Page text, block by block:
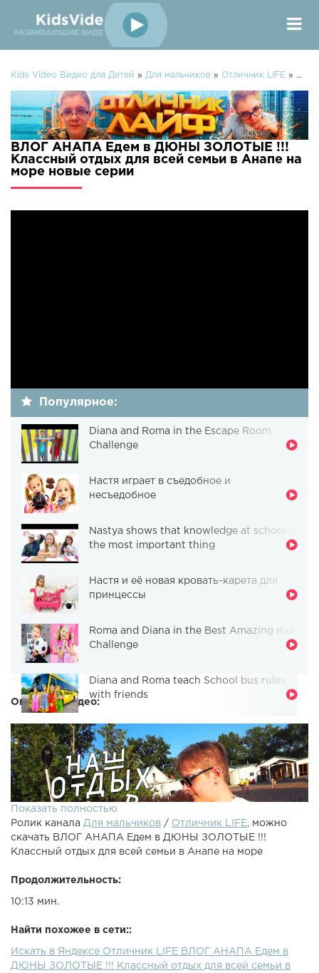
Kids Video Видео для Детей » Для мальчиков » Отличник LIFE » ВЛОГ АНАПА Едем в ДЮНЫ ЗОЛОТЫЕ !!! Классный отдых для всей семьи в Анапе на море
ВЛОГ АНАПА Едем в ДЮНЫ ЗОЛОТЫЕ !!!
Классный отдых для всей семьи в Анапе на
море новые серии
Популярное:
Diana and Roma in the Escape Room
Challenge
Настя играет в съедобное и
несъедобное
Nastya shows that knowledge at school is
the most important thing
Настя и её новая кровать-карета для
принцессы
Roma and Diana in the Best Amazing Kids
Challenge
Diana and Roma teach School bus rules
with friends
Описание видео:
Едем в ДЮНЫ ЗОЛОТЫЕ !!! Классный отдых для всей
Алисы !! Челлендж Маша и Медведь твистер Challenge
Masha and the Bear Twister entertainment for children
Показать полностью
Ролик канала Для мальчиков / Отличник LIFE , можно
скачать ВЛОГ АНАПА Едем в ДЮНЫ ЗОЛОТЫЕ !!!
Классный отдых для всей семьи в Анапе на море
Продолжительность:
10:13 мин.
Найти похожее в сети::
Искать в Яндексе Отличник LIFE ВЛОГ АНАПА Едем в
ДЮНЫ ЗОЛОТЫЕ !!! Классный отдых для всей семьи в